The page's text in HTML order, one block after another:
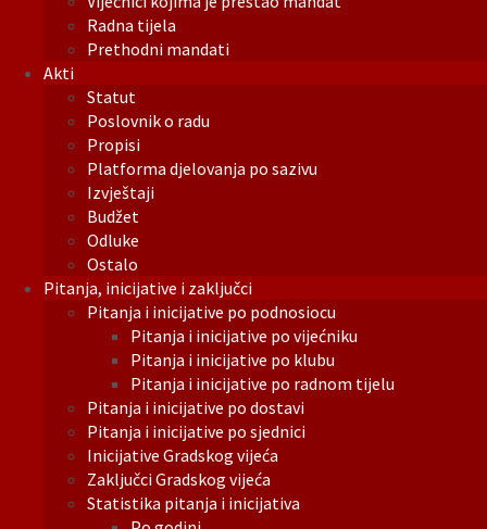
Radna tijela
Prethodni mandati
Akti
Statut
Poslovnik o radu
Propisi
Platforma djelovanja po sazivu
Izvještaji
Budžet
Odluke
Ostalo
Pitanja, inicijative i zaključci
Pitanja i inicijative po podnosiocu
Pitanja i inicijative po vijećniku
Pitanja i inicijative po klubu
Pitanja i inicijative po radnom tijelu
Pitanja i inicijative po dostavi
Pitanja i inicijative po sjednici
Inicijative Gradskog vijeća
Zaključci Gradskog vijeća
Statistika pitanja i inicijativa